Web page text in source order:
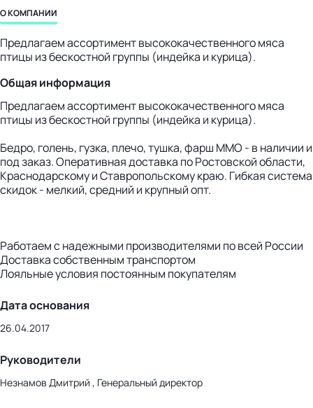
О КОМПАНИИ
Предлагаем ассортимент высококачественного мяса
птицы из бескостной группы (индейка и курица).
Общая информация
Предлагаем ассортимент высококачественного мяса
птицы из бескостной группы (индейка и курица).
Бедро, голень, гузка, плечо, тушка, фарш ММО - в наличии и
под заказ. Оперативная доставка по Ростовской области,
Краснодарскому и Ставропольскому краю. Гибкая система
скидок - мелкий, средний и крупный опт.
Работаем с надежными производителями по всей России
Доставка собственным транспортом
Лояльные условия постоянным покупателям
Дата основания
26.04.2017
Руководители
Незнамов Дмитрий , Генеральный директор